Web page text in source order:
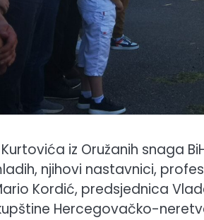
iz Oružanih snaga
njihovi nastavnici,
Kordić, predsjednica
Hercegovačko-